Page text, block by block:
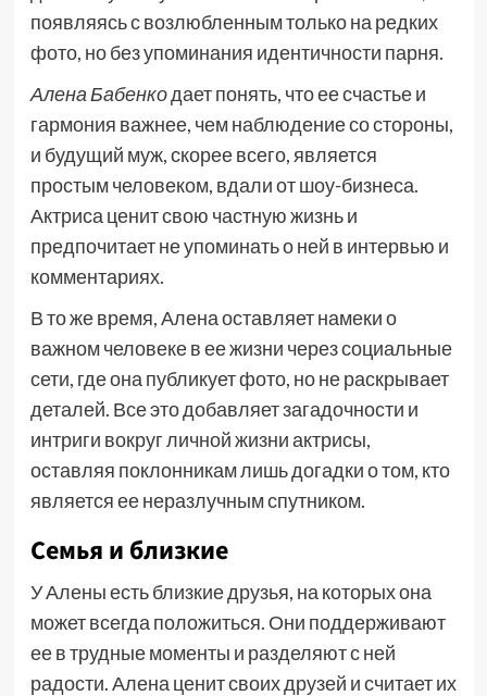
появляясь с возлюбленным только на редких
фото, но без упоминания идентичности парня.
Алена Бабенкодает понять, что ее счастье и
гармония важнее, чем наблюдение со стороны,
и будущий муж, скорее всего, является
простым человеком, вдали от шоу-бизнеса.
Актриса ценит свою частную жизнь и
предпочитает не упоминать о ней в интервью и
комментариях.
В то же время, Алена оставляет намеки о
важном человеке в ее жизни через социальные
сети, где она публикует фото, но не раскрывает
деталей. Все это добавляет загадочности и
интриги вокруг личной жизни актрисы,
оставляя поклонникам лишь догадки о том, кто
является ее неразлучным спутником.
Семья и близкие
У Алены есть близкие друзья, на которых она
может всегда положиться. Они поддерживают
ее в трудные моменты и разделяют с ней
радости. Алена ценит своих друзей и считает их